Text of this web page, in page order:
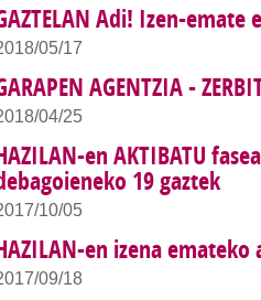
Adi! Izen-emate
05/17
AGENTZIA -
04/25
en AKTIBATU
19 gaztek
10/05
en izena emateko
09/18